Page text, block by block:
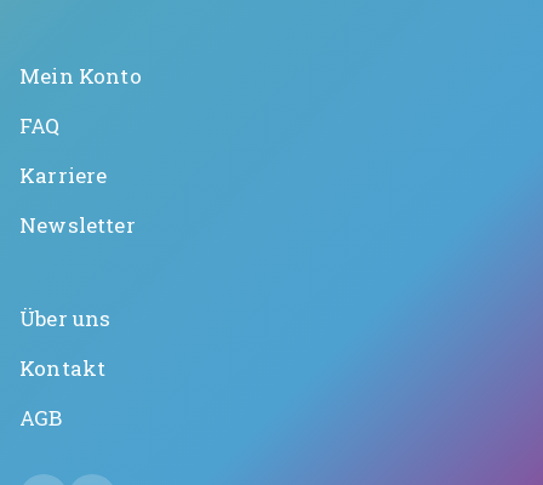
Mein Konto
FAQ
Karriere
Newsletter
Über uns
Kontakt
AGB